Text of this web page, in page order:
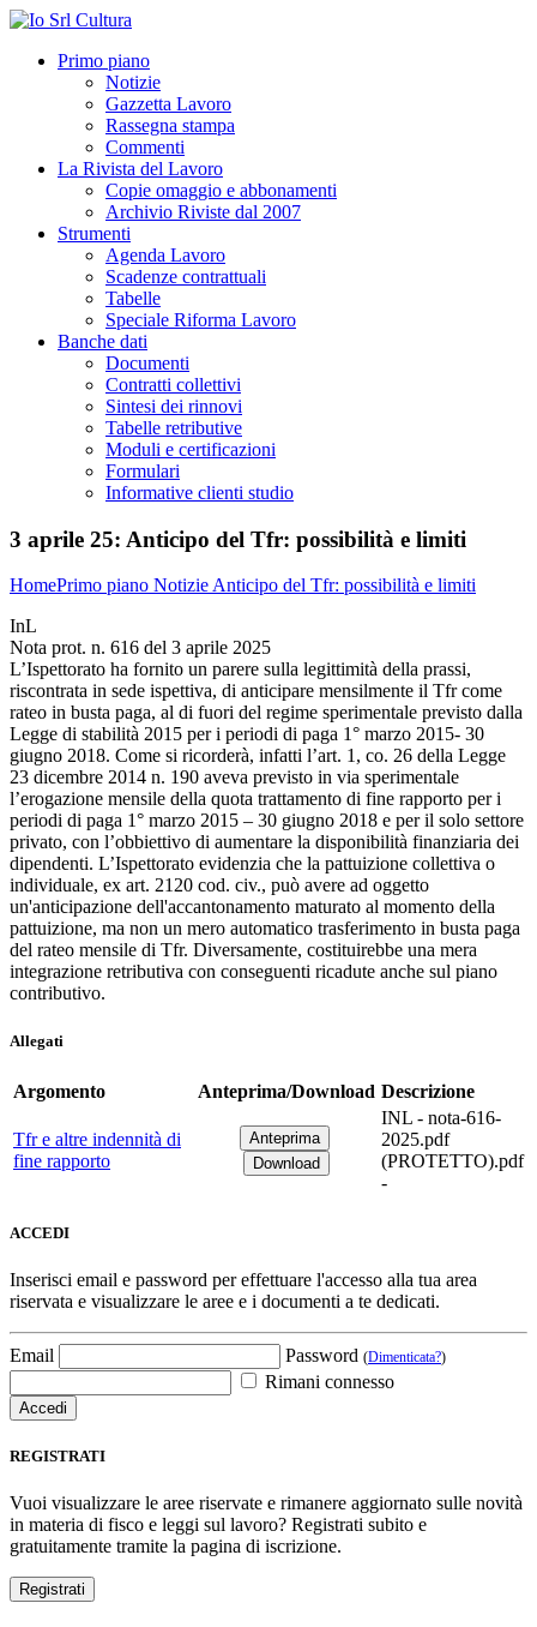
Primo piano
Notizie
Gazzetta Lavoro
Rassegna stampa
Commenti
La Rivista del Lavoro
Copie omaggio e abbonamenti
Archivio Riviste dal 2007
Strumenti
Agenda Lavoro
Scadenze contrattuali
Tabelle
Speciale Riforma Lavoro
Banche dati
Documenti
Contratti collettivi
Sintesi dei rinnovi
Tabelle retributive
Moduli e certificazioni
Formulari
Informative clienti studio
3 aprile 25: Anticipo del Tfr: possibilità e limiti
HomePrimo piano NotizieAnticipo del Tfr: possibilità e limiti
InL
Nota prot. n. 616 del 3 aprile 2025
L’Ispettorato ha fornito un parere sulla legittimità della prassi,
riscontrata in sede ispettiva, di anticipare mensilmente il Tfr come
rateo in busta paga, al di fuori del regime sperimentale previsto dalla
Legge di stabilità 2015 per i periodi di paga 1° marzo 2015- 30
giugno 2018. Come si ricorderà, infatti l’art. 1, co. 26 della Legge
23 dicembre 2014 n. 190 aveva previsto in via sperimentale
l’erogazione mensile della quota trattamento di fine rapporto per i
periodi di paga 1° marzo 2015 – 30 giugno 2018 e per il solo settore
privato, con l’obbiettivo di aumentare la disponibilità finanziaria dei
dipendenti. L’Ispettorato evidenzia che la pattuizione collettiva o
individuale, ex art. 2120 cod. civ., può avere ad oggetto
un'anticipazione dell'accantonamento maturato al momento della
pattuizione, ma non un mero automatico trasferimento in busta paga
del rateo mensile di Tfr. Diversamente, costituirebbe una mera
integrazione retributiva con conseguenti ricadute anche sul piano
contributivo.
Allegati
Argomento Anteprima/Download Descrizione
Tfr e altre indennità di
fine rapporto
INL - nota-616-
2025.pdf
(PROTETTO).pdf
-
ACCEDI
Inserisci email e password per effettuare l'accesso alla tua area
riservata e visualizzare le aree e i documenti a te dedicati.
Email Password (Dimenticata?)
Rimani connesso
REGISTRATI
Vuoi visualizzare le aree riservate e rimanere aggiornato sulle novità
in materia di fisco e leggi sul lavoro? Registrati subito e
gratuitamente tramite la pagina di iscrizione.